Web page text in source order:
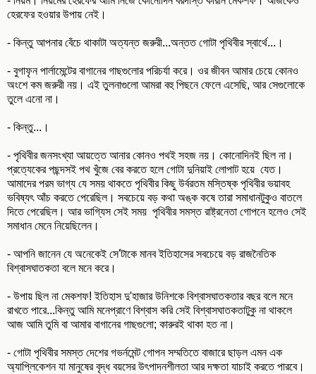
হেরফের হওয়ার উপায় নেই।
- কিন্তু আপনার বেঁচে থাকাটা অত্যন্ত জরুরী...অন্তত গোটা পৃথিবীর স্বার্থে...।
- বুগাফৃন পার্লামেন্টের বাগানের গাছগুলোর পরিচর্যা করে। ওর জীবন আমার চেয়ে কোনও
অংশে কম জরুরী নয়। এই তুলনাগুলো আমরা বহু পিছনে ফেলে এসেছি, আর সেগুলোকে
তুলে এনো না।
- কিন্তু...।
- পৃথিবীর জনসংখ্যা আয়ত্তে আনার কোনও পথই সহজ নয়। কোনোদিনই ছিল না।
প্রত্যেকের পছন্দসই পথ খুঁজে বের করতে হলে গোটা দুনিয়াই লোপাট হয়ে যেত।
আমাদের পরম ভাগ্য যে সময় থাকতে পৃথিবীর কিছু উর্বরতম মস্তিষ্ক পৃথিবীর ভয়াবহ
ভবিষ্যৎ আঁচ করতে পেরেছিল। সবচেয়ে বড় কথা অঙ্ক কষে তারা সমাধানটুকুও বাতলে
দিতে পেরেছিল। আর ভাগ্যিস সেই সময় পৃথিবীর সমস্ত রাষ্ট্রনেতা গোপনে হলেও সেই
সমাধান মেনে নিয়েছিলেন।
- আপনি জানেন যে অনেকেই সে'টাকে মানব ইতিহাসের সবচেয়ে বড় রাজনৈতিক
বিশ্বাসঘাতকতা বলে মনে করে।
- উপায় ছিল না মেকশফ! ইতিহাস দু'হাজার উনিশকে বিশ্বাসঘাতকতার বছর বলে মনে
রাখতে পারে...কিন্তু আমি মনেপ্রাণে বিশ্বাস করি সেই বিশ্বাসঘাতকতাটুকু না থাকলে
আজ আমি তুমি বা আমার বাগানের গাছগুলো; কারুরই থাকা হত না।
- গোটা পৃথিবীর সমস্ত দেশের গভর্নমেন্ট গোপন সম্মতিতে বাজারে ছাড়ল এমন এক
অ্যাপ্লিকেশন যা মানুষের বৃদ্ধ বয়সের উৎপাদনশীলতা আর দক্ষতা যাচাই করতে পারবে।